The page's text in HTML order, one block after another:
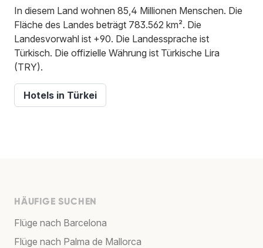
In diesem Land wohnen 85,4 Millionen Menschen. Die
Fläche des Landes beträgt 783.562 km². Die
Landesvorwahl ist +90. Die Landessprache ist
Türkisch. Die offizielle Währung ist Türkische Lira
(TRY).
Hotels in Türkei
HÄUFIGE SUCHEN
Flüge nach Barcelona
Flüge nach Palma de Mallorca